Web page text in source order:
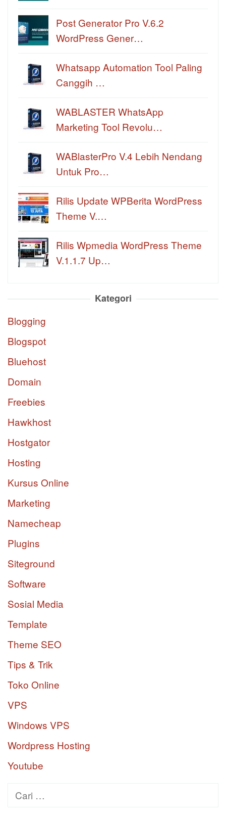
Post Generator Pro V.6.2
WordPress Gener…
Whatsapp Automation Tool Paling
Canggih …
WABLASTER WhatsApp
Marketing Tool Revolu…
WABlasterPro V.4 Lebih Nendang
Untuk Pro…
Rilis Update WPBerita WordPress
Theme V.…
Rilis Wpmedia WordPress Theme
V.1.1.7 Up…
Kategori
Blogging
Blogspot
Bluehost
Domain
Freebies
Hawkhost
Hostgator
Hosting
Kursus Online
Marketing
Namecheap
Plugins
Siteground
Software
Sosial Media
Template
Theme SEO
Tips & Trik
Toko Online
VPS
Windows VPS
Wordpress Hosting
Youtube
Cari